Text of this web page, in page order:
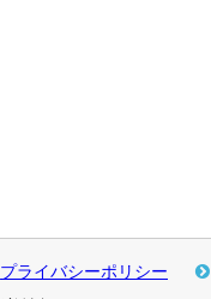
プライバシーポリシー